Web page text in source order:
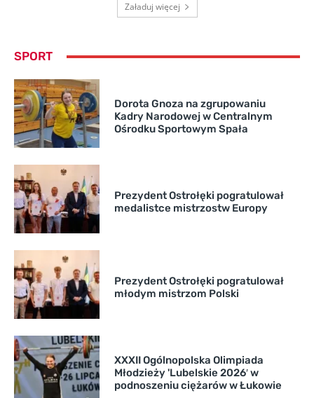
Załaduj więcej
SPORT
Dorota Gnoza na zgrupowaniu
Kadry Narodowej w Centralnym
Ośrodku Sportowym Spała
Prezydent Ostrołęki pogratulował
medalistce mistrzostw Europy
Prezydent Ostrołęki pogratulował
młodym mistrzom Polski
XXXII Ogólnopolska Olimpiada
Młodzieży 'Lubelskie 2026′ w
podnoszeniu ciężarów w Łukowie